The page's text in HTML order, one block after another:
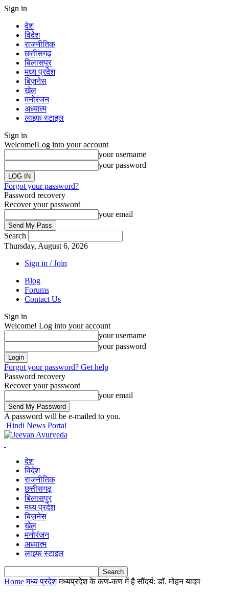
Sign in
देश
विदेश
राजनीतिक
छत्तीसगढ़
बिलासपुर
मध्य प्रदेश
बिज़नेस
खेल
मनोरंजन
अध्यात्म
लाइफ स्टाइल
Sign in
Welcome!Log into your account
your username
your password
Forgot your password?
Password recovery
Recover your password
your email
Search
Thursday, August 6, 2026
Sign in / Join
Blog
Forums
Contact Us
Sign in
Welcome! Log into your account
your username
your password
Forgot your password? Get help
Password recovery
Recover your password
your email
A password will be e-mailed to you.
Hindi News Portal
देश
विदेश
राजनीतिक
छत्तीसगढ़
बिलासपुर
मध्य प्रदेश
बिज़नेस
खेल
मनोरंजन
अध्यात्म
लाइफ स्टाइल
Home मध्य प्रदेश मध्यप्रदेश के कण-कण में है सौंदर्य: डॉ. मोहन यादव